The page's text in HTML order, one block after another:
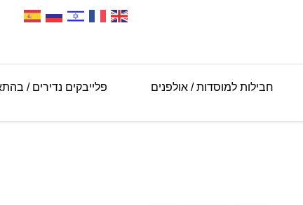
חבילות למוסדות / אולפנים פלייבקים נדירים /